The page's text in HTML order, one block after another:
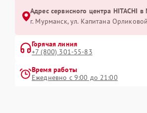
Адрес сервисного центра HITACHI
г. Мурманск, ул. Капитана
Горячая линия
+7 (800) 301-55-83
Время работы
Ежедневно с 9:00 до 21:00